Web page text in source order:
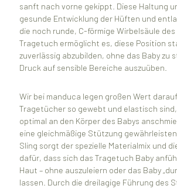
sanft nach vorne gekippt. Diese Haltung
gesunde Entwicklung der Hüften und
die noch runde, C-förmige Wirbelsäule
Tragetuch ermöglicht es, diese Position
zuverlässig abzubilden, ohne das Baby zu
Druck auf sensible Bereiche auszuüben.
Wir bei manduca legen großen Wert
Tragetücher so gewebt und elastisch
optimal an den Körper des Babys
eine gleichmäßige Stützung
Sling sorgt der spezielle Materialmix und
dafür, dass sich das Tragetuch Baby
Haut – ohne auszuleiern oder das Baby
lassen. Durch die dreilagige Führung des